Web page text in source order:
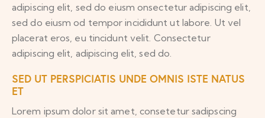
adipiscing elit, sed do eiusm onsectetur adipiscing elit,
sed do eiusm od tempor incididunt ut labore. Ut vel
placerat eros, eu tincidunt velit. Consectetur
adipiscing elit, adipiscing elit, sed do.
SED UT PERSPICIATIS UNDE OMNIS ISTE NATUS
ET
Lorem ipsum dolor sit amet, consetetur sadipscing